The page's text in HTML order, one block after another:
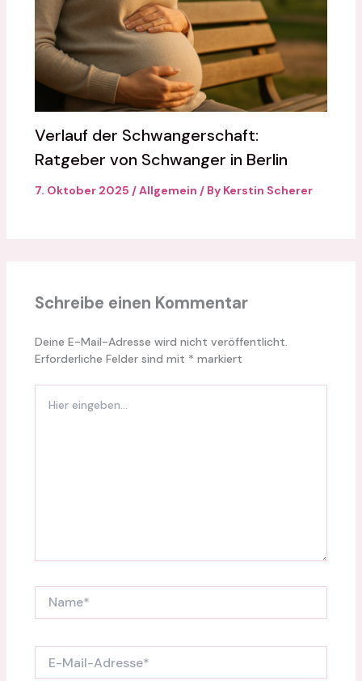
Verlauf der Schwangerschaft:
Ratgeber von Schwanger in Berlin
7. Oktober 2025 /Allgemein / By Kerstin Scherer
Schreibe einen Kommentar
Deine E-Mail-Adresse wird nicht veröffentlicht.
Erforderliche Felder sind mit * markiert
eingeben…
Mail-